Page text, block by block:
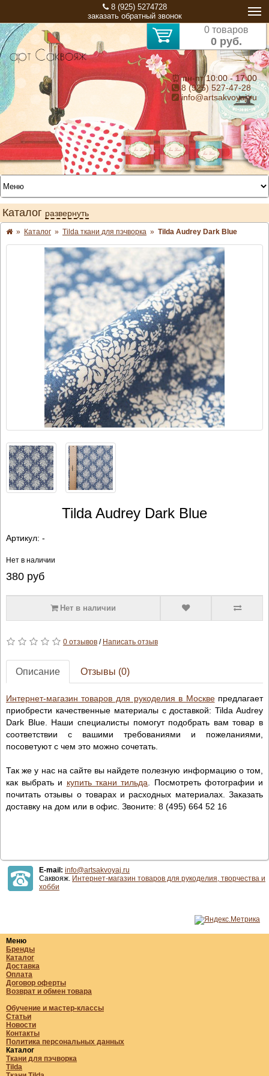
8 (925) 5274728
заказать обратный звонок
0 товаров
0 руб.
⏰ пн-пт 10:00 - 17:00
8 (925) 527-47-28
info@artsakvoyaj.ru
Каталог развернуть
» Каталог » Tilda ткани для пэчворка » Tilda Audrey Dark Blue
Tilda Audrey Dark Blue
Артикул: -
Нет в наличии
380руб
Нет в наличии
0 отзывов/ Написать отзыв
Описание Отзывы (0)
Интернет-магазин товаров для рукоделия в Москвепредлагает
приобрести качественные материалы с доставкой: Tilda Audrey
Dark Blue. Наши специалисты помогут подобрать вам товар в
соответствии с вашими требованиями и пожеланиями,
посоветуют с чем это можно сочетать.
Так же у нас на сайте вы найдете полезную информацию о том,
как выбрать и купить ткани тильда . Посмотреть фотографии и
почитать отзывы о товарах и расходных материалах. Заказать
доставку на дом или в офис. Звоните: 8 (495) 664 52 16
E-mail: info@artsakvoyaj.ru
Саквояж. Интернет-магазин товаров для рукоделия, творчества и
хобби
Меню
Бренды
Каталог
Доставка
Оплата
Договор оферты
Возврат и обмен товара
Обучение и мастер-классы
Статьи
Новости
Контакты
Политика персональных данных
Каталог
Ткани для пэчворка
Tilda